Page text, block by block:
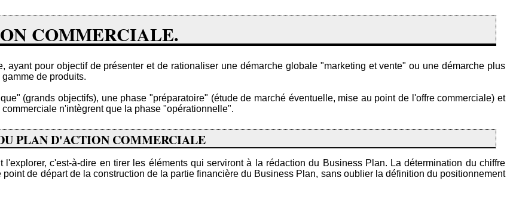
COMMERCIALE.
ayant pour objectif de présenter et de rationaliser une démarche globale "marketing et vente" ou une démarche plus
de produits.
(grands objectifs), une phase "préparatoire" (étude de marché éventuelle, mise au point de l'offre commerciale) et
n'intègrent que la phase "opérationnelle".
PLAN D'ACTION COMMERCIALE
c'est-à-dire en tirer les éléments qui serviront à la rédaction du Business Plan. La détermination du chiffre
de départ de la construction de la partie financière du Business Plan, sans oublier la définition du positionnement